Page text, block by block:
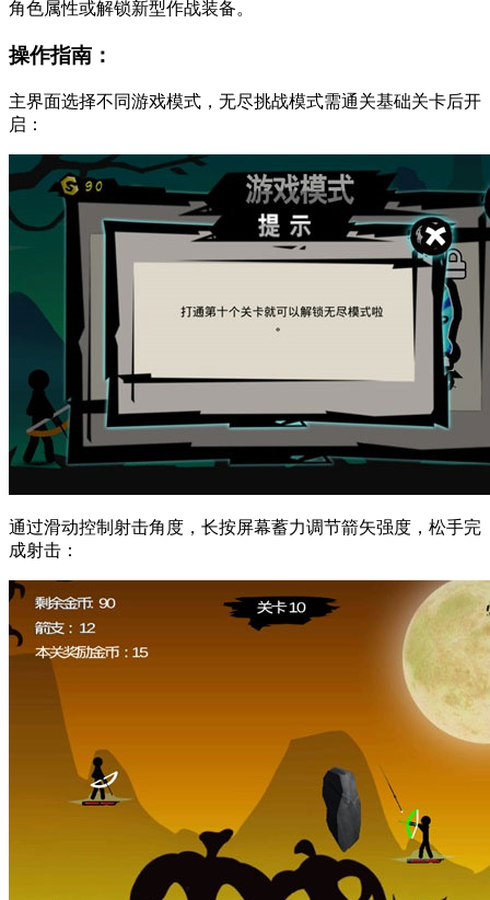
角色属性或解锁新型作战装备。
操作指南：
主界面选择不同游戏模式，无尽挑战模式需通关基础关卡后开
启：
通过滑动控制射击角度，长按屏幕蓄力调节箭矢强度，松手完
成射击：